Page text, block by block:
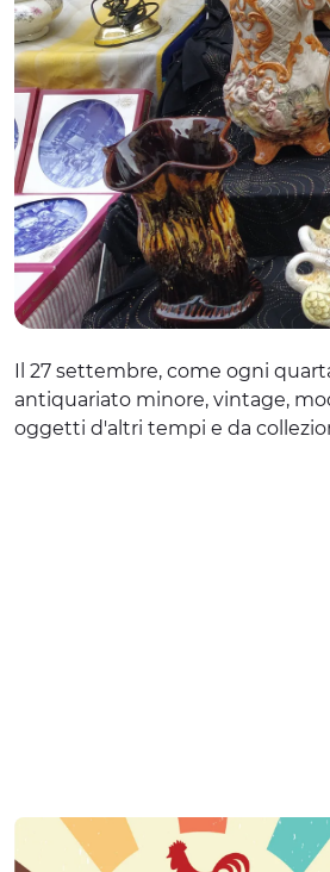
Il 27 settembre, come ogni
antiquariato minore, vintage,
oggetti d'altri tempi e da